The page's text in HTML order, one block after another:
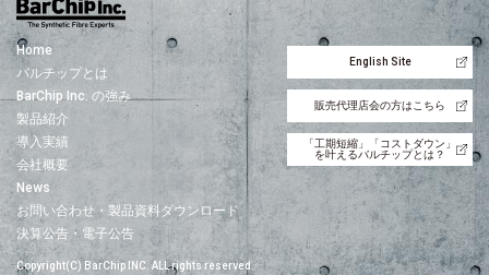
Home
バルチップとは
BarChip Inc. の強み
製品紹介
導入実績
会社概要
News
お問い合わせ・製品資料ダウンロード
決算公告・電子公告
Copyright(C) BarChip INC. ALL rights reserved.
English Site
販売代理店会の方はこちら
「工期短縮」「コストダウン」
を叶えるバルチップとは？